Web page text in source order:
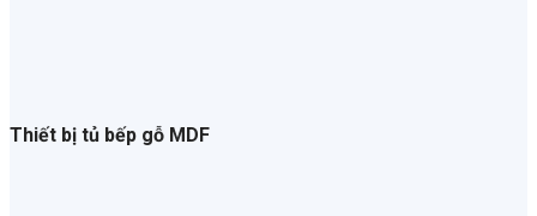
Thiết bị tủ bếp gỗ MDF